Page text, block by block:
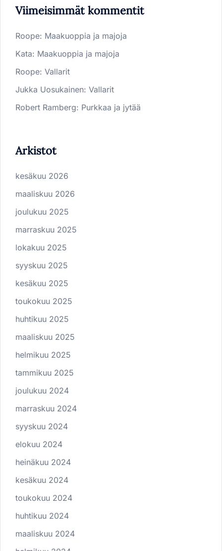
Viimeisimmät kommentit
Roope: Maakuoppia ja majoja
Kata: Maakuoppia ja majoja
Roope: Vallarit
Jukka Uosukainen: Vallarit
Robert Ramberg: Purkkaa ja jytää
Arkistot
kesäkuu 2026
maaliskuu 2026
joulukuu 2025
marraskuu 2025
lokakuu 2025
syyskuu 2025
kesäkuu 2025
toukokuu 2025
huhtikuu 2025
maaliskuu 2025
helmikuu 2025
tammikuu 2025
joulukuu 2024
marraskuu 2024
syyskuu 2024
elokuu 2024
heinäkuu 2024
kesäkuu 2024
toukokuu 2024
huhtikuu 2024
maaliskuu 2024